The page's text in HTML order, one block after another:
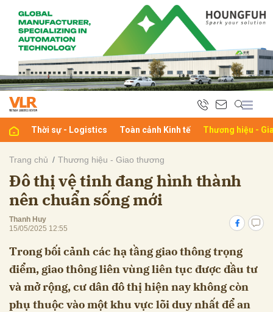
Thời sự - Logistics Toàn cảnh Kinh tế Thương hiệu -
Trang chủ Thương hiệu - Giao thương
Đô thị vệ tinh đang hình thành
nên chuẩn sống mới
Thanh Huy
15/05/2025 12:55
Trong bối cảnh các hạ tầng giao thông trọng
điểm, giao thông liên vùng liên tục được đầu tư
và mở rộng, cư dân đô thị hiện nay không còn
phụ thuộc vào một khu vực lõi duy nhất để an
luận
Hủy